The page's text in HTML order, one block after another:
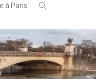
à Paris